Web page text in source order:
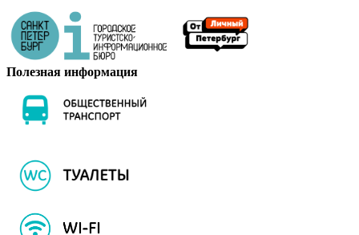
Полезная информация